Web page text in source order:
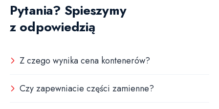
Pytania? Spieszymy
z odpowiedzią
Z czego wynika cena kontenerów?
Czy zapewniacie części zamienne?